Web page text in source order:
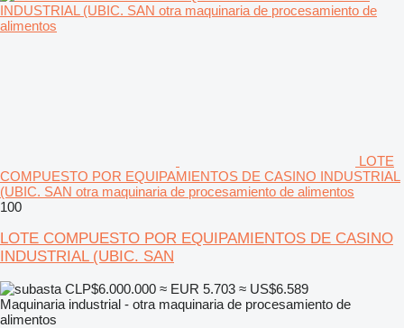
LOTE
COMPUESTO POR EQUIPAMIENTOS DE CASINO INDUSTRIAL
(UBIC. SAN otra maquinaria de procesamiento de alimentos
100
LOTE COMPUESTO POR EQUIPAMIENTOS DE CASINO
INDUSTRIAL (UBIC. SAN
CLP$6.000.000 ≈ EUR 5.703 ≈ US$6.589
Maquinaria industrial - otra maquinaria de procesamiento de
alimentos